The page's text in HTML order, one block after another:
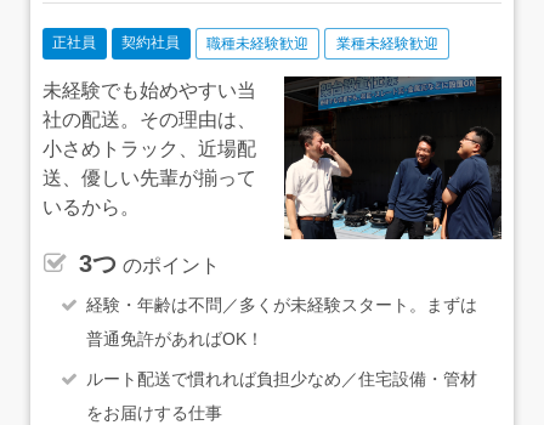
正社員 契約社員 職種未経験歓迎 業種未経験歓迎
未経験でも始めやすい当
社の配送。その理由は、
小さめトラック、近場配
送、優しい先輩が揃って
いるから。
3つ のポイント
経験・年齢は不問／多くが未経験スタート。まずは
普通免許があればOK！
ルート配送で慣れれば負担少なめ／住宅設備・管材
をお届けする仕事